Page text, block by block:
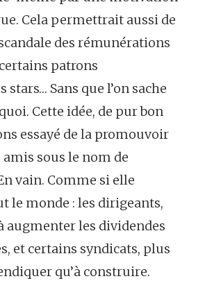
Cela permettrait aussi de
des rémunérations
patrons
Sans que l’on sache
Cette idée, de pur bon
essayé de la promouvoir
amis sous le nom de
vain. Comme si elle
le monde : les dirigeants,
augmenter les dividendes
et certains syndicats, plus
qu’à construire.